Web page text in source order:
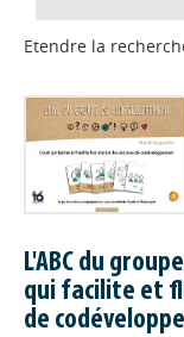
Etendre la
L'ABC du
qui facilite et
de